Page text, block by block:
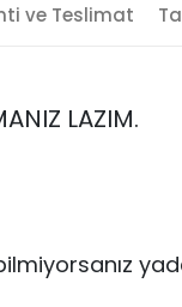
ve Teslimat
LAZIM.